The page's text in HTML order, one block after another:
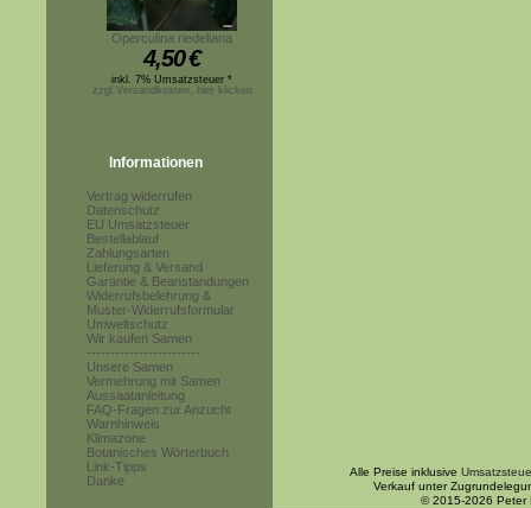
Operculina riedeliana
4,50€
inkl. 7% Umsatzsteuer *
zzgl.Versandkosten, hier klicken
Informationen
Vertrag widerrufen
Datenschutz
EU Umsatzsteuer
Bestellablauf
Zahlungsarten
Lieferung & Versand
Garantie & Beanstandungen
Widerrufsbelehrung &
Muster-Widerrufsformular
Umweltschutz
Wir kaufen Samen
------------------------
Unsere Samen
Vermehrung mit Samen
Aussaatanleitung
FAQ-Fragen zur Anzucht
Warnhinweis
Klimazone
Botanisches Wörterbuch
Link-Tipps
Danke
Alle Preise inklusive
Verkauf unter
© 2015-2026 Peter